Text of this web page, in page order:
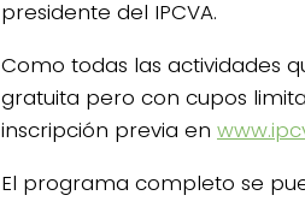
presidente del IPCVA.
Como todas las actividades
gratuita pero con cupos
inscripción previa en
El programa completo se